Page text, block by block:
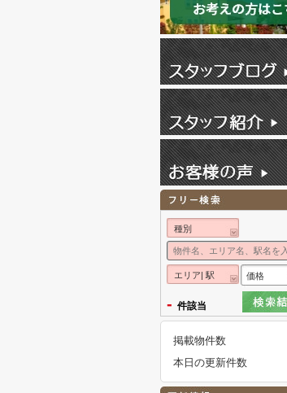
種別
エリア| 駅 価格
- 件該当
掲載物件数
本日の更新件数